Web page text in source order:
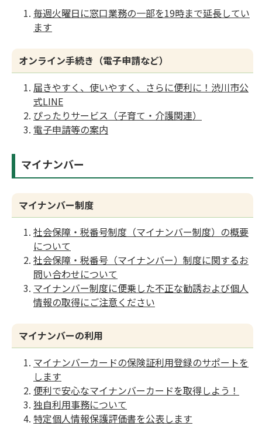
毎週火曜日に窓口業務の一部を19時まで延長してい
ます
オンライン手続き（電子申請など）
届きやすく、使いやすく、さらに便利に！渋川市公
式LINE
ぴったりサービス（子育て・介護関連）
電子申請等の案内
マイナンバー
マイナンバー制度
社会保障・税番号制度（マイナンバー制度）の概要
について
社会保障・税番号（マイナンバー）制度に関するお
問い合わせについて
マイナンバー制度に便乗した不正な勧誘および個人
情報の取得にご注意ください
マイナンバーの利用
マイナンバーカードの保険証利用登録のサポートを
します
便利で安心なマイナンバーカードを取得しよう！
独自利用事務について
特定個人情報保護評価書を公表します